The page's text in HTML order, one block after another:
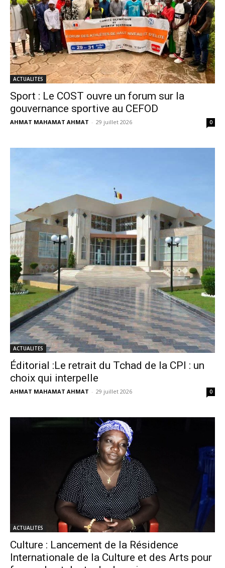
ACTUALITES
Sport : Le COST ouvre un forum sur la
gouvernance sportive au CEFOD
AHMAT MAHAMAT AHMAT - 29 juillet 2026 0
ACTUALITES
Éditorial :Le retrait du Tchad de la CPI : un
choix qui interpelle
AHMAT MAHAMAT AHMAT - 29 juillet 2026 0
ACTUALITES
Culture : Lancement de la Résidence
Internationale de la Culture et des Arts pour